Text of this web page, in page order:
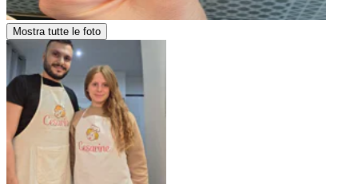
Mostra tutte le foto